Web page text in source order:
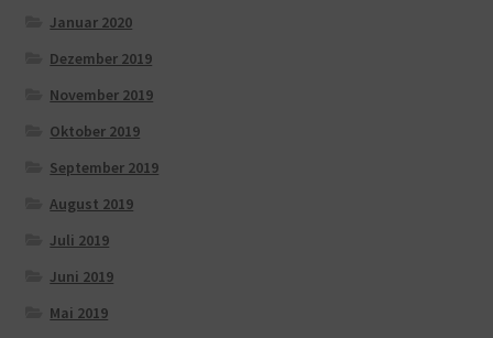
Januar 2020
Dezember 2019
November 2019
Oktober 2019
September 2019
August 2019
Juli 2019
Juni 2019
Mai 2019